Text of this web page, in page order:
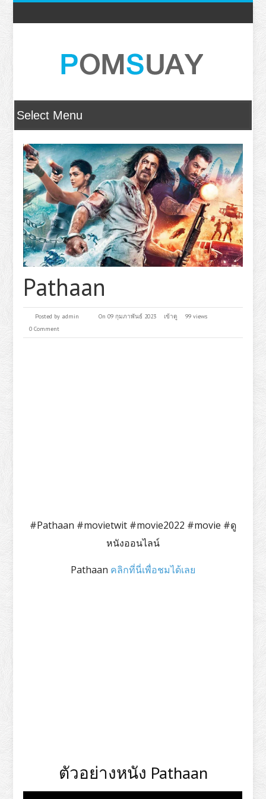
Pathaan
Posted by admin On 09 กุมภาพันธ์ 2023 เข้าดู
99 views
0 Comment
#Pathaan #movietwit #movie2022 #movie #ดู
หนังออนไลน์
Pathaan คลิกที่นี่เพื่อชมได้เลย
ตัวอย่างหนัง Pathaan